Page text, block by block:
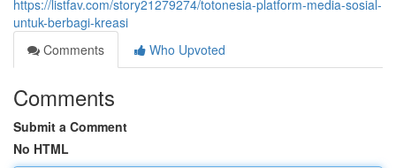
https://listfav.com/story21279274/totonesia-platform-media-sosial-
untuk-berbagi-kreasi
Comments
Who Upvoted
Comments
Submit a Comment
No HTML